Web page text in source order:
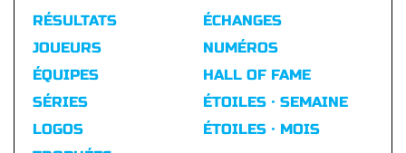
RÉSULTATS
ÉCHANGES
JOUEURS
ÉQUIPES
SÉRIES
LOGOS
NUMÉROS
HALL OF FAME
ÉTOILES · SEMAINE
ÉTOILES · MOIS